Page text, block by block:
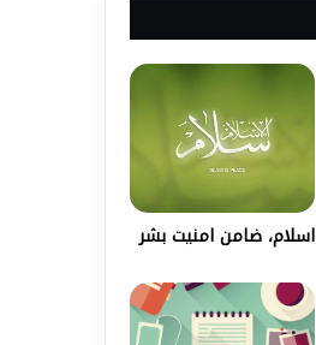
اسلام، ضامن امنیت بشر